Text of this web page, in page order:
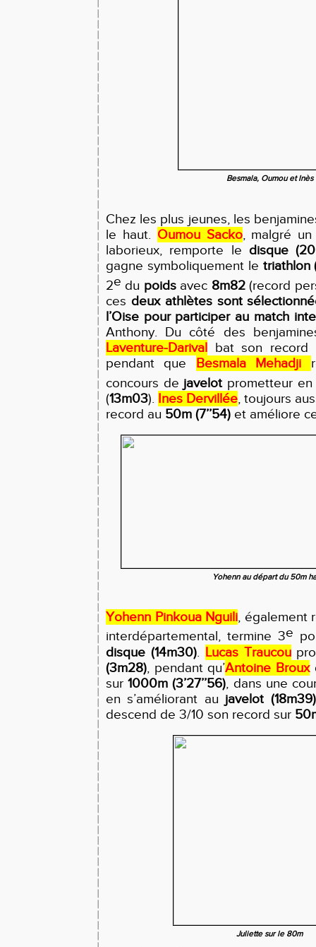
Besmala, Oumou et Inès
Chez les plus jeunes, les
le haut. Oumou Sacko, malgré
laborieux, remporte le disque
gagne symboliquement le triathlon
2e du poidsavec 8m82(record
ces deux athlètes sont sélectionné
l’Oise pour participer au match
Anthony. Du côté des
Laventure-Darival bat son
pendant que Besmala Mehadji
concours de javelot prometteur
(13m03). Ines Dervillée, toujours
record au 50m (7’’54) et améliore
Yohenn au départ du 50m
Yohenn Pinkoua Nguili, également
interdépartemental, termine 3e
disque (14m30). Lucas Traucou
(3m28), pendant qu’Antoine Broux
sur1000m(3’27’’56), dans une
en s’améliorant au javelot (18m39)
descend de 3/10 son record sur
Juliette sur le 80m